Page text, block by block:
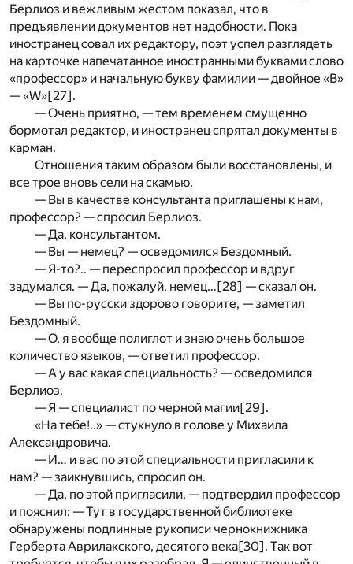
Берлиоз и вежливым жестом показал, что в
предъявлении документов нет надобности. Пока
иностранец совал их редактору, поэт успел разглядеть
на карточке напечатанное иностранными буквами слово
«профессор» и начальную букву фамилии — двойное «В»
— «W»[27].
— Очень приятно, — тем временем смущенно
бормотал редактор, и иностранец спрятал документы в
карман.
Отношения таким образом были восстановлены, и
все трое вновь сели на скамью.
— Вы в качестве консультанта приглашены к нам,
профессор? — спросил Берлиоз.
— Да, консультантом.
— Вы — немец? — осведомился Бездомный.
— Я-то?.. — переспросил профессор и вдруг
задумался. — Да, пожалуй, немец…[28] — сказал он.
— Вы по-русски здорово говорите, — заметил
Бездомный.
— О, я вообще полиглот и знаю очень большое
количество языков, — ответил профессор.
— А у вас какая специальность? — осведомился
Берлиоз.
— Я — специалист по черной магии[29].
«На тебе!..» — стукнуло в голове у Михаила
Александровича.
— И… и вас по этой специальности пригласили к
нам? — заикнувшись, спросил он.
— Да, по этой пригласили, — подтвердил профессор
и пояснил: — Тут в государственной библиотеке
обнаружены подлинные рукописи чернокнижника
Герберта Аврилакского, десятого века[30]. Так вот